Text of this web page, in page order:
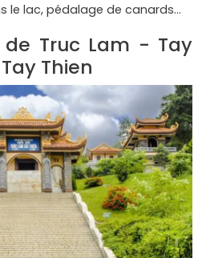
le lac, pédalage de canards…
de Truc Lam - Tay
Thien